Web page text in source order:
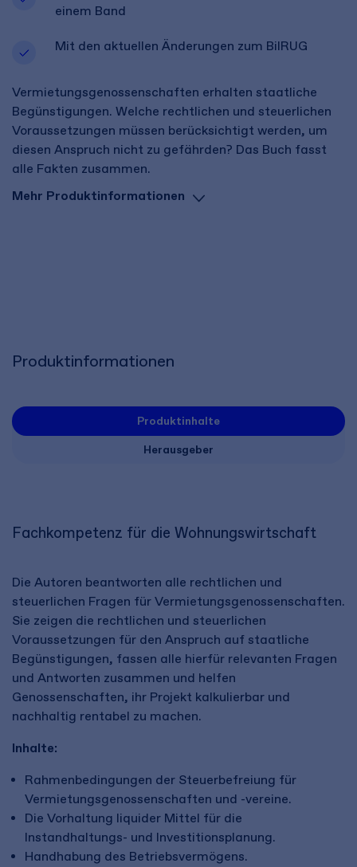
einem Band
Mit den aktuellen Änderungen zum BilRUG
Vermietungsgenossenschaften erhalten staatliche
Begünstigungen. Welche rechtlichen und steuerlichen
Voraussetzungen müssen berücksichtigt werden, um
diesen Anspruch nicht zu gefährden? Das Buch fasst
alle Fakten zusammen.
Mehr Produktinformationen
Produktinformationen
Produktinhalte
Herausgeber
Fachkompetenz für die Wohnungswirtschaft
Die Autoren beantworten alle rechtlichen und
steuerlichen Fragen für Vermietungsgenossenschaften.
Sie zeigen die rechtlichen und steuerlichen
Voraussetzungen für den Anspruch auf staatliche
Begünstigungen, fassen alle hierfür relevanten Fragen
und Antworten zusammen und helfen
Genossenschaften, ihr Projekt kalkulierbar und
nachhaltig rentabel zu machen.
Inhalte:
Rahmenbedingungen der Steuerbefreiung für
Vermietungsgenossenschaften und -vereine.
Die Vorhaltung liquider Mittel für die
Instandhaltungs- und Investitionsplanung.
Handhabung des Betriebsvermögens.